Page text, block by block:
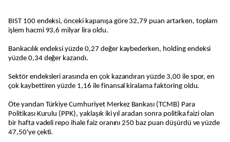
BIST 100 endeksi, önceki kapanışa göre 32,79 puan artarken, toplam
işlem hacmi 93,6 milyar lira oldu.
Bankacılık endeksi yüzde 0,27 değer kaybederken, holding endeksi
yüzde 0,34 değer kazandı.
Sektör endeksleri arasında en çok kazandıran yüzde 3,00 ile spor, en
çok kaybettiren yüzde 1,16 ile finansal kiralama faktoring oldu.
Öte yandan Türkiye Cumhuriyet Merkez Bankası (TCMB) Para
Politikası Kurulu (PPK), yaklaşık iki yıl aradan sonra politika faizi olan
bir hafta vadeli repo ihale faiz oranını 250 baz puan düşürdü ve yüzde
47,50'ye çekti.